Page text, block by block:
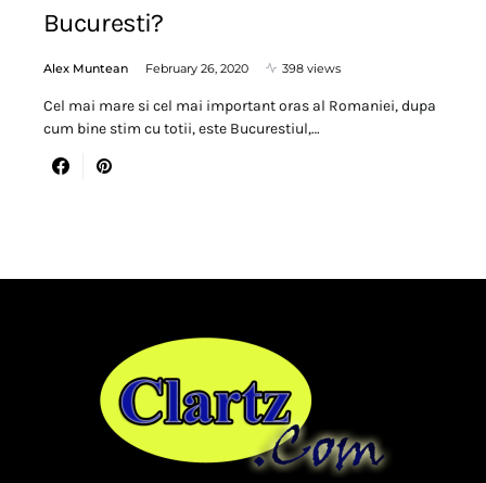
Bucuresti?
Alex Muntean February 26, 2020 398 views
Cel mai mare si cel mai important oras al Romaniei, dupa
cum bine stim cu totii, este Bucurestiul,…